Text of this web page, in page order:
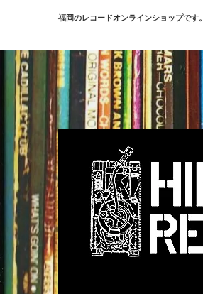
福岡のレコードオンラインショップです。